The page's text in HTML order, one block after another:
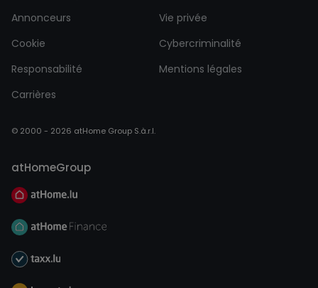
Annonceurs
Vie privée
Cookie
Cybercriminalité
Responsabilité
Mentions légales
Carrières
© 2000 - 2026 atHome Group S.à.r.l.
atHomeGroup